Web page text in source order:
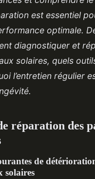
est essentiel
optimale.
diagnostiquer et
solaires, quels
l’entretien régulier
réparation des
de
solaires